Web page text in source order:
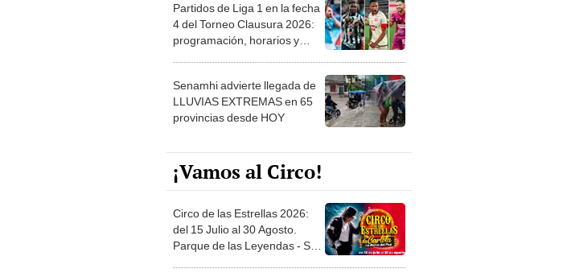
Partidos de Liga 1 en la fecha
4 del Torneo Clausura 2026:
programación, horarios y
Senamhi advierte llegada de
LLUVIAS EXTREMAS en 65
provincias desde HOY
¡Vamos al Circo!
Circo de las Estrellas 2026:
del 15 Julio al 30 Agosto.
Parque de las Leyendas - San